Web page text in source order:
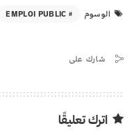
الوسوم EMPLOI PUBLIC
شارك على
اترك تعليقًا